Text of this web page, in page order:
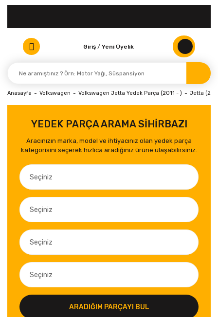
Giriş / Yeni Üyelik
Anasayfa Volkswagen Volkswagen Jetta Yedek Parça (2011 - ) Jetta
YEDEK PARÇA ARAMA SİHİRBAZI
Aracınızın marka, model ve ihtiyacınız olan yedek parça
kategorisini seçerek hızlıca aradığınız ürüne ulaşabilirsiniz.
ARADIĞIM PARÇAYI BUL